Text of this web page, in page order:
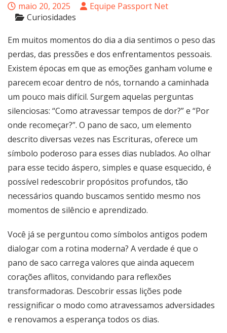
maio 20, 2025
Equipe Passport Net
Curiosidades
Em muitos momentos do dia a dia sentimos o peso das
perdas, das pressões e dos enfrentamentos pessoais.
Existem épocas em que as emoções ganham volume e
parecem ecoar dentro de nós, tornando a caminhada
um pouco mais difícil. Surgem aquelas perguntas
silenciosas: “Como atravessar tempos de dor?” e “Por
onde recomeçar?”. O pano de saco, um elemento
descrito diversas vezes nas Escrituras, oferece um
símbolo poderoso para esses dias nublados. Ao olhar
para esse tecido áspero, simples e quase esquecido, é
possível redescobrir propósitos profundos, tão
necessários quando buscamos sentido mesmo nos
momentos de silêncio e aprendizado.
Você já se perguntou como símbolos antigos podem
dialogar com a rotina moderna? A verdade é que o
pano de saco carrega valores que ainda aquecem
corações aflitos, convidando para reflexões
transformadoras. Descobrir essas lições pode
ressignificar o modo como atravessamos adversidades
e renovamos a esperança todos os dias.